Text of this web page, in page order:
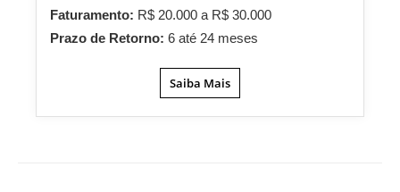
Faturamento: R$ 20.000 a R$ 30.000
Prazo de Retorno: 6 até 24 meses
Saiba Mais